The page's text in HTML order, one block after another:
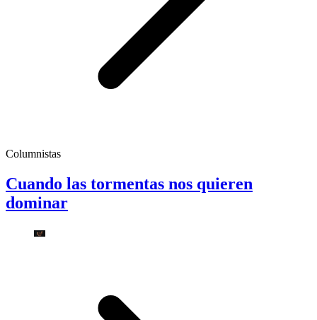
Columnistas
Cuando las tormentas nos quieren
dominar